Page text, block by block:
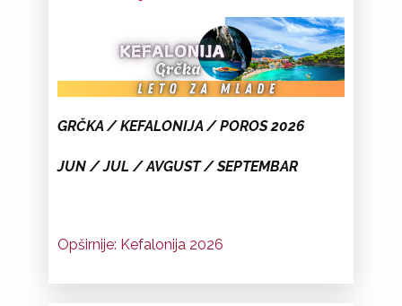
GRČKA / KEFALONIJA / POROS 2026
JUN / JUL / AVGUST / SEPTEMBAR
Opširnije: Kefalonija 2026